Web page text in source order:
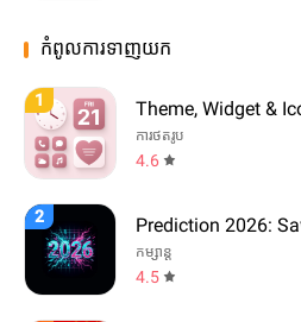
កំពូលការទាញយក
1 Theme, Widget &
ការថតរូប
4.6
2 Prediction 2026:
កម្សាន្ត
4.5